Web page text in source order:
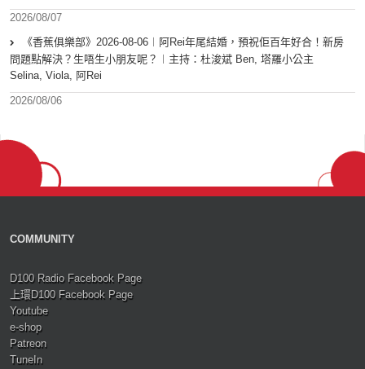
2026/08/07
《香蕉俱樂部》2026-08-06︱阿Rei年尾結婚，預祝佢百年好合！新房
問題點解決？生唔生小朋友呢？︱主持：杜浚斌 Ben, 塔羅小公主
Selina, Viola, 阿Rei
2026/08/06
COMMUNITY
D100 Radio Facebook Page
上環D100 Facebook Page
Youtube
e-shop
Patreon
TuneIn